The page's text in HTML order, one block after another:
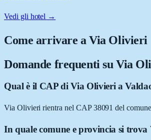
Vedi gli hotel →
Come arrivare aVia Olivieri
Domande frequenti su Via
Qual è il CAP di Via Olivieri a
Via Olivieri rientra nel CAP 38091 del
In quale comune e provincia si